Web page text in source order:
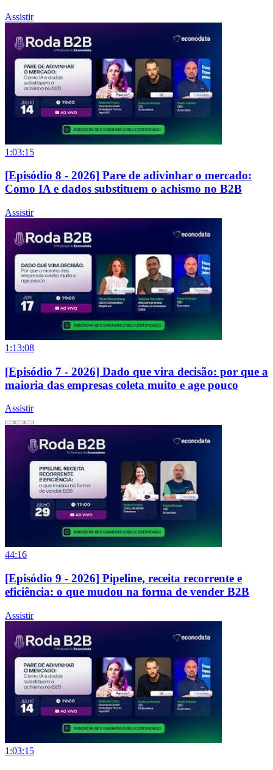
Assistir
1:03:15
[Episódio 8 - 2026] Pare de adivinhar o mercado:
Como IA e dados substituem o achismo no B2B
Assistir
1:13:08
[Episódio 7 - 2026] Dado que vira decisão: por que a
maioria das empresas coleta muito e age pouco
Assistir
44:16
[Episódio 9 - 2026] Pipeline, receita recorrente e
eficiência: o que mudou na forma de vender B2B
Assistir
1:03:15